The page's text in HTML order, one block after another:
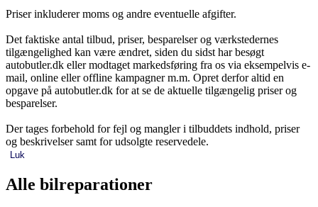
Priser inkluderer moms og andre eventuelle afgifter.
Det faktiske antal tilbud, priser, besparelser og værkstedernes
tilgængelighed kan være ændret, siden du sidst har besøgt
autobutler.dk eller modtaget markedsføring fra os via eksempelvis e-
mail, online eller offline kampagner m.m. Opret derfor altid en
opgave på autobutler.dk for at se de aktuelle tilgængelig priser og
besparelser.
Der tages forbehold for fejl og mangler i tilbuddets indhold, priser
og beskrivelser samt for udsolgte reservedele.
Luk
Alle bilreparationer